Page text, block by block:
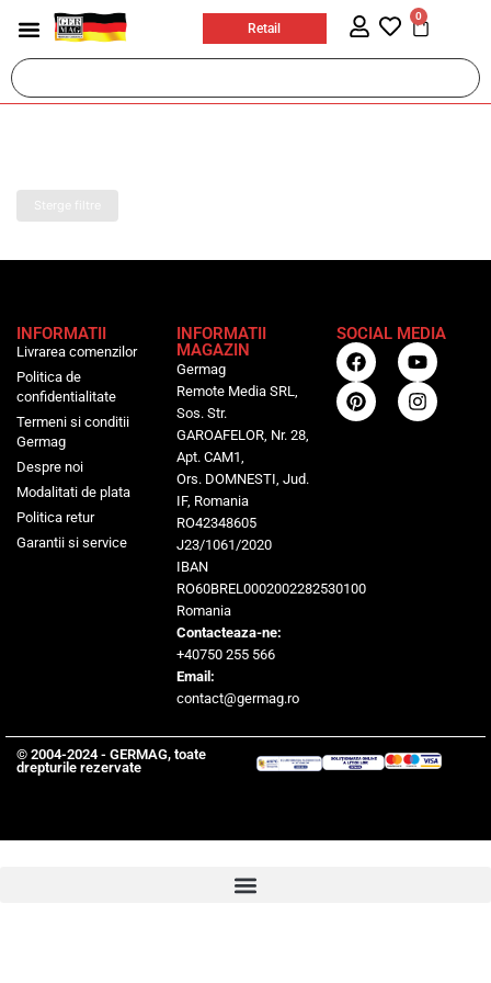
Retail
0
Sterge filtre
INFORMATII
Livrarea comenzilor
Politica de
confidentialitate
Termeni si conditii
Germag
Despre noi
Modalitati de plata
Politica retur
Garantii si service
INFORMATII
MAGAZIN
Germag
Remote Media SRL,
Sos. Str.
GAROAFELOR, Nr. 28,
Apt. CAM1,
Ors. DOMNESTI, Jud.
IF, Romania
RO42348605
J23/1061/2020
IBAN
RO60BREL0002002282530100
Romania
Contacteaza-ne:
+40750 255 566
Email:
contact@germag.ro
SOCIAL MEDIA
© 2004-2024 - GERMAG, toate
drepturile rezervate